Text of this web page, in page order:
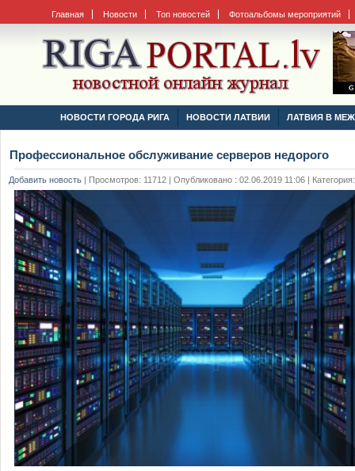
Главная Новости Топ новостей Фотоальбомы мероприятий
НОВОСТИ ГОРОДА РИГА НОВОСТИ ЛАТВИИ ЛАТВИЯ В
Профессиональное обслуживание серверов недорого
Добавить новость | Просмотров: 11712 | Опубликовано : 02.06.2019 11:06 | Категория: